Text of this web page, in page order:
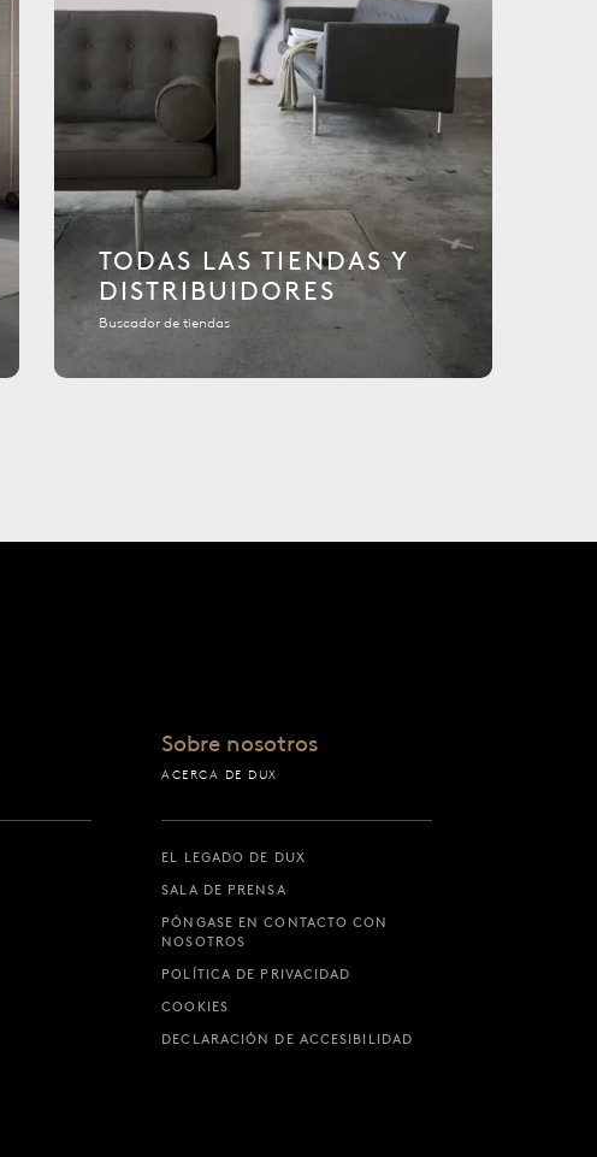
TODAS LAS TIENDAS Y
DISTRIBUIDORES
Buscador de tiendas
Sobre nosotros
ACERCA DE DUX
EL LEGADO DE DUX
SALA DE PRENSA
PÓNGASE EN CONTACTO CON
NOSOTROS
POLÍTICA DE PRIVACIDAD
COOKIES
DECLARACIÓN DE ACCESIBILIDAD